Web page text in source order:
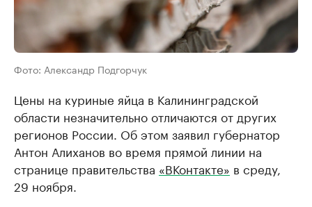
Фото: Александр Подгорчук
Цены на куриные яйца в Калининградской
области незначительно отличаются от других
регионов России. Об этом заявил губернатор
Антон Алиханов во время прямой линии на
странице правительства «ВКонтакте» в среду,
29 ноября.